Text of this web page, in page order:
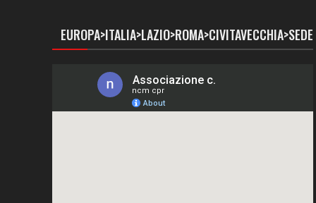
EUROPA>ITALIA>LAZIO>ROMA>CIVITAVECCHIA>SEDE